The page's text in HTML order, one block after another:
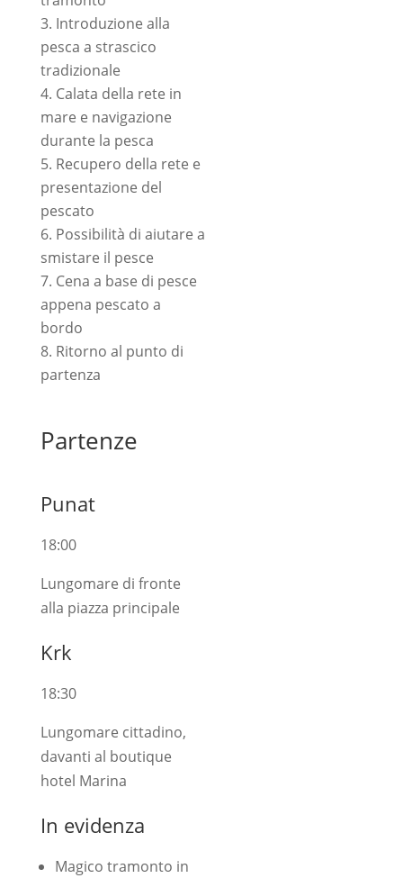
Introduzione alla
pesca a strascico
tradizionale
Calata della rete in
mare e navigazione
durante la pesca
Recupero della rete e
presentazione del
pescato
Possibilità di aiutare a
smistare il pesce
Cena a base di pesce
appena pescato a
bordo
Ritorno al punto di
partenza
Partenze
Punat
18:00
Lungomare di fronte
alla piazza principale
Krk
18:30
Lungomare cittadino,
davanti al boutique
hotel Marina
In evidenza
Magico tramonto in